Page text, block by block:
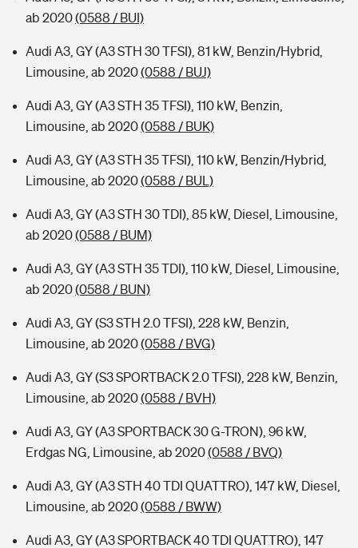
ab 2020(0588 / BUI)
Audi A3, GY (A3 STH 30 TFSI), 81 kW, Benzin/Hybrid,
Limousine, ab 2020(0588 / BUJ)
Audi A3, GY (A3 STH 35 TFSI), 110 kW, Benzin,
Limousine, ab 2020(0588 / BUK)
Audi A3, GY (A3 STH 35 TFSI), 110 kW, Benzin/Hybrid,
Limousine, ab 2020(0588 / BUL)
Audi A3, GY (A3 STH 30 TDI), 85 kW, Diesel, Limousine,
ab 2020(0588 / BUM)
Audi A3, GY (A3 STH 35 TDI), 110 kW, Diesel, Limousine,
ab 2020(0588 / BUN)
Audi A3, GY (S3 STH 2.0 TFSI), 228 kW, Benzin,
Limousine, ab 2020(0588 / BVG)
Audi A3, GY (S3 SPORTBACK 2.0 TFSI), 228 kW, Benzin,
Limousine, ab 2020(0588 / BVH)
Audi A3, GY (A3 SPORTBACK 30 G-TRON), 96 kW,
Erdgas NG, Limousine, ab 2020(0588 / BVQ)
Audi A3, GY (A3 STH 40 TDI QUATTRO), 147 kW, Diesel,
Limousine, ab 2020(0588 / BWW)
Audi A3, GY (A3 SPORTBACK 40 TDI QUATTRO), 147